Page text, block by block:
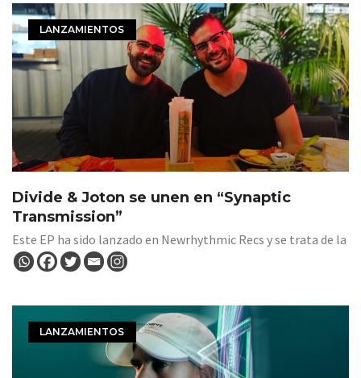
LANZAMIENTOS
Divide & Joton se unen en “Synaptic
Transmission”
Este EP ha sido lanzado en Newrhythmic Recs y se trata de la
LANZAMIENTOS